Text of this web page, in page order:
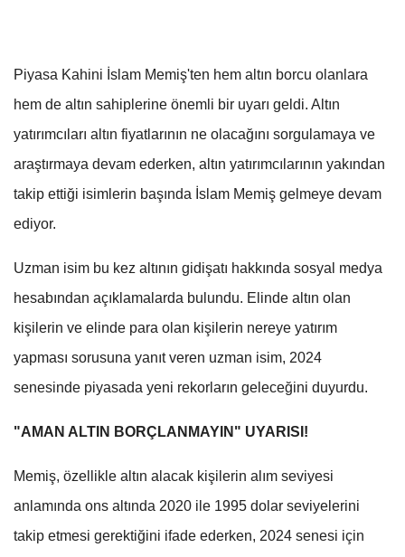
Piyasa Kahini İslam Memiş'ten hem altın borcu olanlara
hem de altın sahiplerine önemli bir uyarı geldi. Altın
yatırımcıları altın fiyatlarının ne olacağını sorgulamaya ve
araştırmaya devam ederken, altın yatırımcılarının yakından
takip ettiği isimlerin başında İslam Memiş gelmeye devam
ediyor.
Uzman isim bu kez altının gidişatı hakkında sosyal medya
hesabından açıklamalarda bulundu. Elinde altın olan
kişilerin ve elinde para olan kişilerin nereye yatırım
yapması sorusuna yanıt veren uzman isim, 2024
senesinde piyasada yeni rekorların geleceğini duyurdu.
"AMAN ALTIN BORÇLANMAYIN" UYARISI!
Memiş, özellikle altın alacak kişilerin alım seviyesi
anlamında ons altında 2020 ile 1995 dolar seviyelerini
takip etmesi gerektiğini ifade ederken, 2024 senesi için